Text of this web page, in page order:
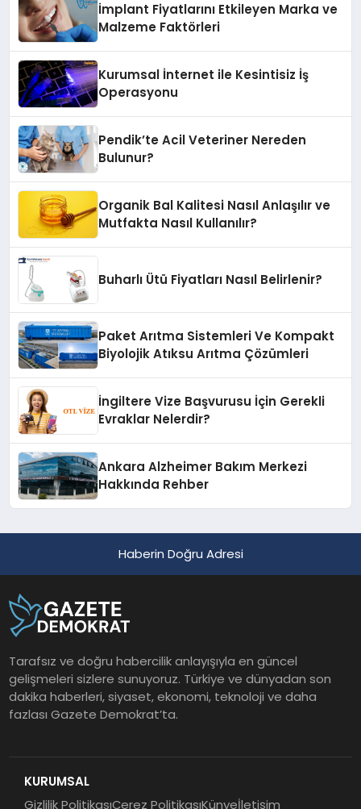
İmplant Fiyatlarını Etkileyen Marka ve
Malzeme Faktörleri
Kurumsal İnternet ile Kesintisiz İş
Operasyonu
Pendik’te Acil Veteriner Nereden
Bulunur?
Organik Bal Kalitesi Nasıl Anlaşılır ve
Mutfakta Nasıl Kullanılır?
Buharlı Ütü Fiyatları Nasıl Belirlenir?
Paket Arıtma Sistemleri Ve Kompakt
Biyolojik Atıksu Arıtma Çözümleri
İngiltere Vize Başvurusu İçin Gerekli
Evraklar Nelerdir?
Ankara Alzheimer Bakım Merkezi
Hakkında Rehber
Haberin Doğru Adresi
Tarafsız ve doğru habercilik anlayışıyla en güncel
gelişmeleri sizlere sunuyoruz. Türkiye ve dünyadan son
dakika haberleri, siyaset, ekonomi, teknoloji ve daha
fazlası Gazete Demokrat’ta.
KURUMSAL
Gizlilik PolitikasıÇerez PolitikasıKünyeİletişim